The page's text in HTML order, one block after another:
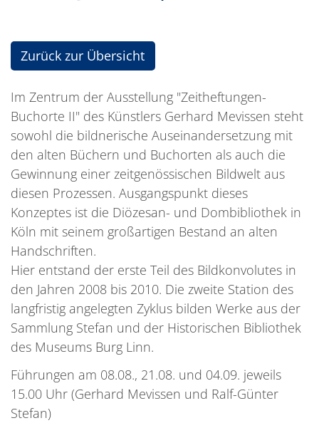
Zurück zur Übersicht
Im Zentrum der Ausstellung "Zeitheftungen-
Buchorte II" des Künstlers Gerhard Mevissen steht
sowohl die bildnerische Auseinandersetzung mit
den alten Büchern und Buchorten als auch die
Gewinnung einer zeitgenössischen Bildwelt aus
diesen Prozessen. Ausgangspunkt dieses
Konzeptes ist die Diözesan- und Dombibliothek in
Köln mit seinem großartigen Bestand an alten
Handschriften.
Hier entstand der erste Teil des Bildkonvolutes in
den Jahren 2008 bis 2010. Die zweite Station des
langfristig angelegten Zyklus bilden Werke aus der
Sammlung Stefan und der Historischen Bibliothek
des Museums Burg Linn.
Führungen am 08.08., 21.08. und 04.09. jeweils
15.00 Uhr (Gerhard Mevissen und Ralf-Günter
Stefan)